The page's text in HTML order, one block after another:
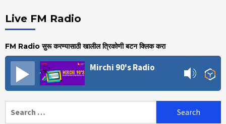
Live FM Radio
FM Radio सुरू करण्यासाठी खालील त्रिकोणी बटन क्लिक करा
Mirchi 90's Radio
for: